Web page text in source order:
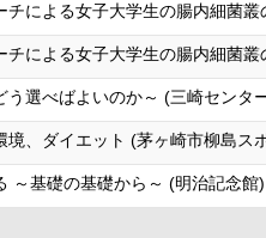
チによる女子大学生の腸内細菌
チによる女子大学生の腸内細菌
う選べばよいのか～ (三崎センタ
境、ダイエット (茅ヶ崎市柳島
～基礎の基礎から～ (明治記念館)